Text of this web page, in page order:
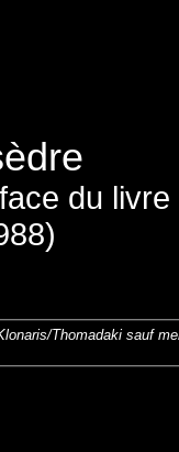
du
)
Thomadaki sauf